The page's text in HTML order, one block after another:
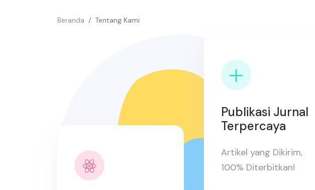
Beranda Tentang Kami
Publikasi Jurnal
Terpercaya
Artikel yang Dikirim,
100% Diterbitkan!